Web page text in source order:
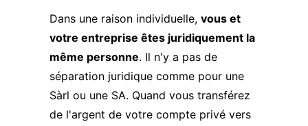
Dans une raison individuelle, vous et
votre entreprise êtes juridiquement la
même personne. Il n'y a pas de
séparation juridique comme pour une
Sàrl ou une SA. Quand vous transférez
de l'argent de votre compte privé vers